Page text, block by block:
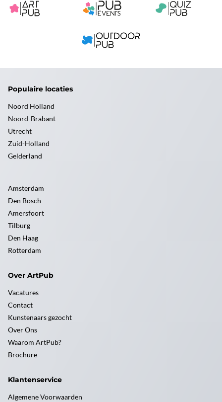
Populaire locaties
Noord Holland
Noord-Brabant
Utrecht
Zuid-Holland
Gelderland
Amsterdam
Den Bosch
Amersfoort
Tilburg
Den Haag
Rotterdam
Over ArtPub
Vacatures
Contact
Kunstenaars gezocht
Over Ons
Waarom ArtPub?
Brochure
Klantenservice
Algemene Voorwaarden